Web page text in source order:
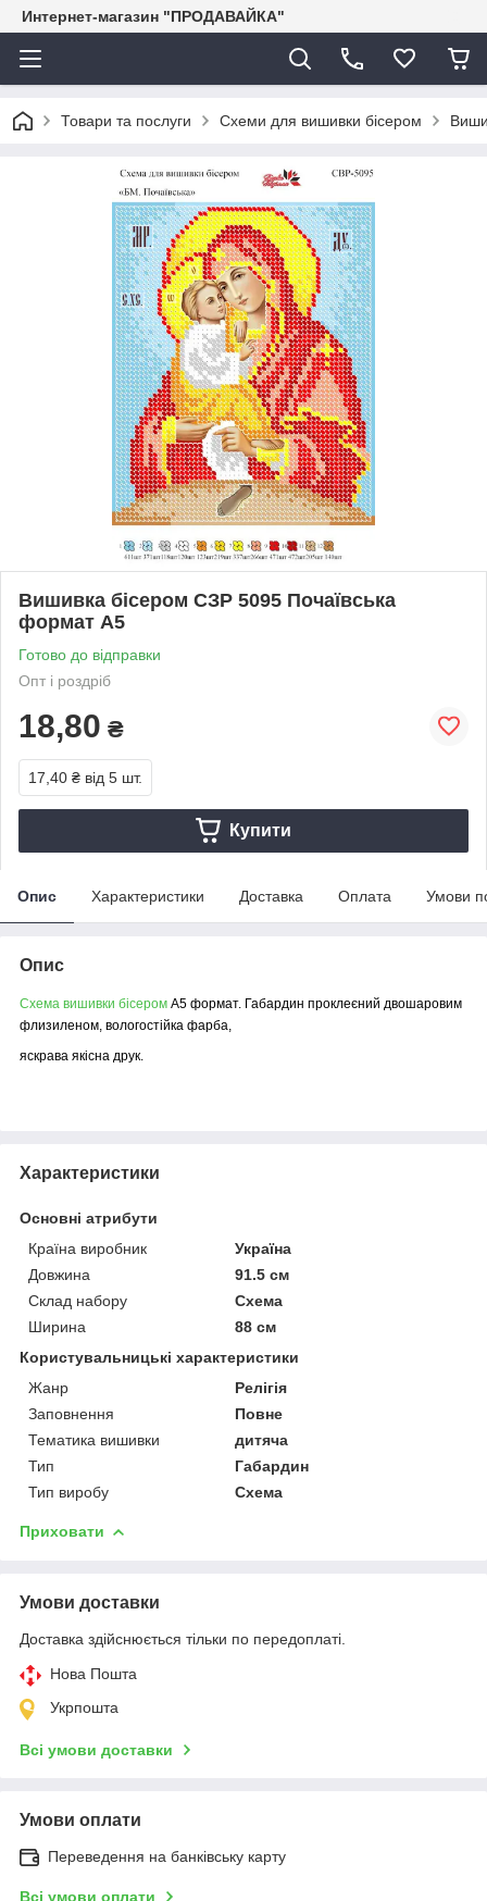
Интернет-магазин "ПРОДАВАЙКА"
Товари та послуги Схеми для вишивки бісером
Вишивка бісером СЗР 5095 Почаївська
формат А5
Готово до відправки
Опт і роздріб
18,80 ₴
17,40 ₴ від 5 шт.
Купити
Опис Характеристики Доставка Оплата Умови
Опис
Схема вишивки бісером А5 формат. Габардин проклеєний двошаровим
флизиленом, вологостійка фарба,
яскрава якісна друк.
Характеристики
Основні атрибути
Країна виробник
Україна
Довжина
91.5 см
Склад набору
Схема
Ширина
88 см
Користувальницькі характеристики
Жанр
Релігія
Заповнення
Повне
Тематика вишивки
дитяча
Тип
Габардин
Тип виробу
Схема
Приховати
Умови доставки
Доставка здійснюється тільки по передоплаті.
Нова Пошта
Укрпошта
Всі умови доставки
Умови оплати
Переведення на банківську карту
Всі умови оплати